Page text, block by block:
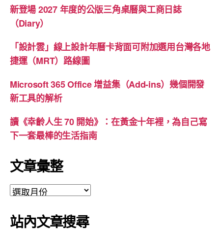
新登場 2027 年度的公版三角桌曆與工商日誌
（Diary）
「設計雲」線上設計年曆卡背面可附加選用台灣各地
捷運（MRT）路線圖
Microsoft 365 Office 增益集（Add-ins）幾個開發
新工具的解析
讀《幸齡人生 70 開始》：在黃金十年裡，為自己寫
下一套最棒的生活指南
文章彙整
文
彙
整
站內文章搜尋